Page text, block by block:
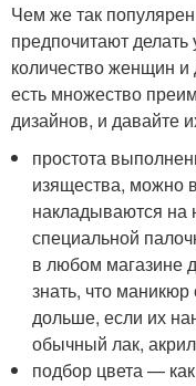
Чем же так
предпочитают
количество женщин и
есть множество
дизайнов, и давайте
простота
изящества, можно
накладываются на
специальной
в любом магазине
знать, что
дольше, если их
обычный лак,
подбор цвета —